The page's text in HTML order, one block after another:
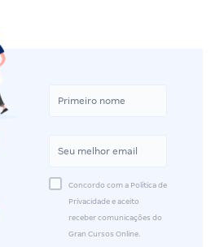
Concordo com a Política de
Privacidade e aceito
receber comunicações do
Gran Cursos Online.